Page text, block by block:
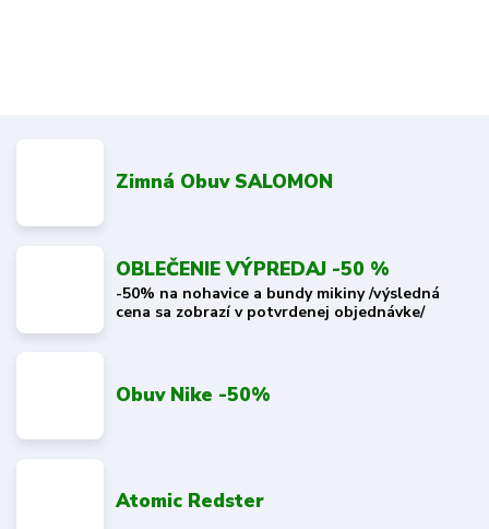
Zimná Obuv SALOMON
OBLEČENIE VÝPREDAJ -50 %
-50% na nohavice a bundy mikiny /výsledná
cena sa zobrazí v potvrdenej objednávke/
Obuv Nike -50%
Atomic Redster